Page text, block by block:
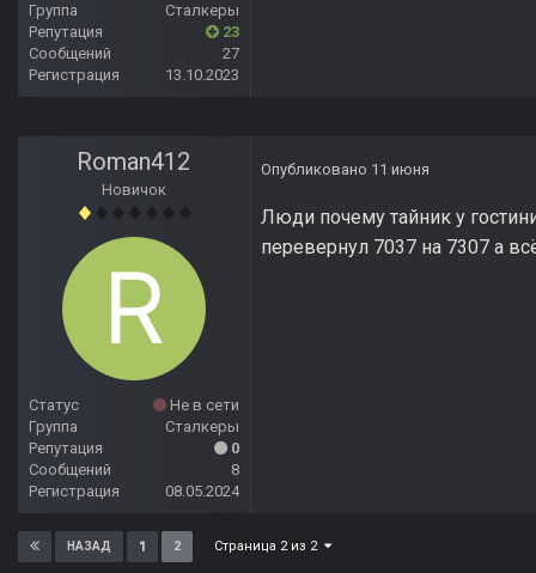
Группа
Сталкеры
Репутация
23
Сообщений
27
Регистрация
13.10.2023
Roman412
Новичок
Статус
Не в сети
Группа
Сталкеры
Репутация
0
Сообщений
8
Регистрация
08.05.2024
Опубликовано 11 июня
Люди почему тайник у
перевернул 7037 на 7307 а
НАЗАД 1 2 Страница 2 из 2